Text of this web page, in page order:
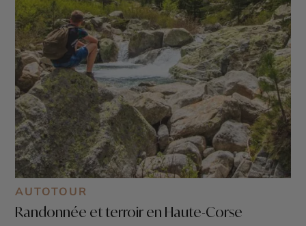
AUTOTOUR
Randonnée et terroir en Haute-Corse